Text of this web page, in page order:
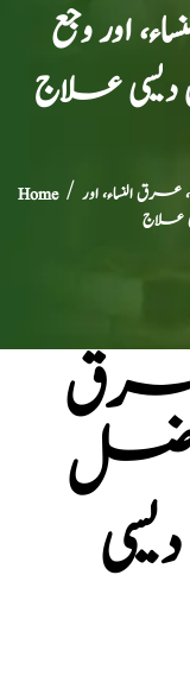
اور وجع
دیسی علاج
Home/ عرق النساء، اور
علاج
عرق